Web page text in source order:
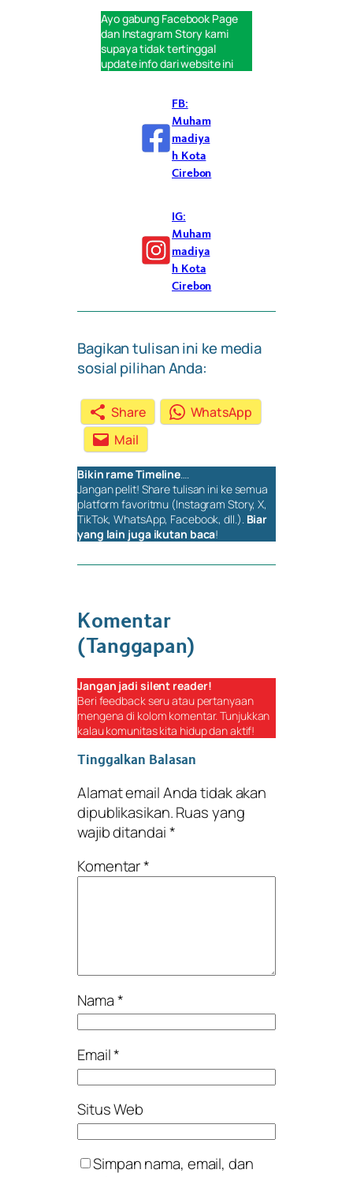
Ayo gabung Facebook Page
dan Instagram Story kami
supaya tidak tertinggal
update info dari website ini
FB:
Muham
madiya
h Kota
Cirebon
IG:
Muham
madiya
h Kota
Cirebon
Bagikan tulisan ini ke media
sosial pilihan Anda:
Share
WhatsApp
Mail
Bikin rameTimeline….
Jangan pelit! Sharetulisan ini ke semua
platform favoritmu (Instagram Story, X,
TikTok, WhatsApp, Facebook, dll.). Biar
yang lain juga ikutan baca!
Komentar
(Tanggapan)
Jangan jadi silent reader!
Beri feedbackseru atau pertanyaan
mengena di kolom komentar. Tunjukkan
kalau komunitas kita hidup dan aktif!
Tinggalkan Balasan
Alamat email Anda tidak akan
dipublikasikan.Ruas yang
wajib ditandai*
Komentar*
Nama*
Email*
Situs Web
Simpan nama, email, dan